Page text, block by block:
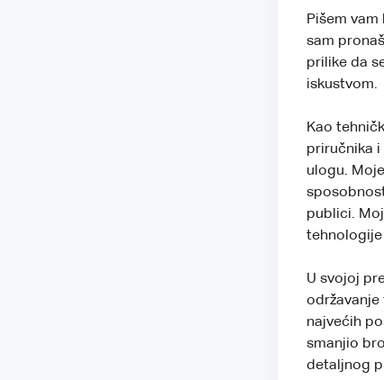
Pišem
sam
prilike da
iskustvom.
Kao
priručnika i
ulogu.
publici.
tehnologije
U svojoj
najvećih
smanjio
detaljnog